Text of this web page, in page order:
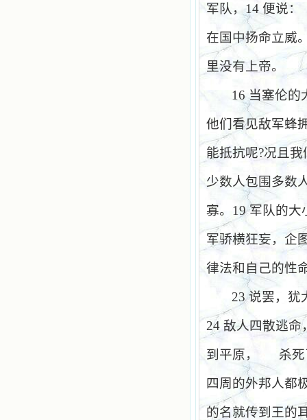
军队，14 便说：
在国中扬命立威
里没有上帝。
16当塞伦的
他们看见敌军蜂
能抵抗呢?况且我
少数人包围多数
寡。 19军队的大
军骄横狂妄，企
律法和自己的性
23说罢，犹
24 敌人四散逃命
到平原，
杀
四周的外邦人都
的名就传到王的